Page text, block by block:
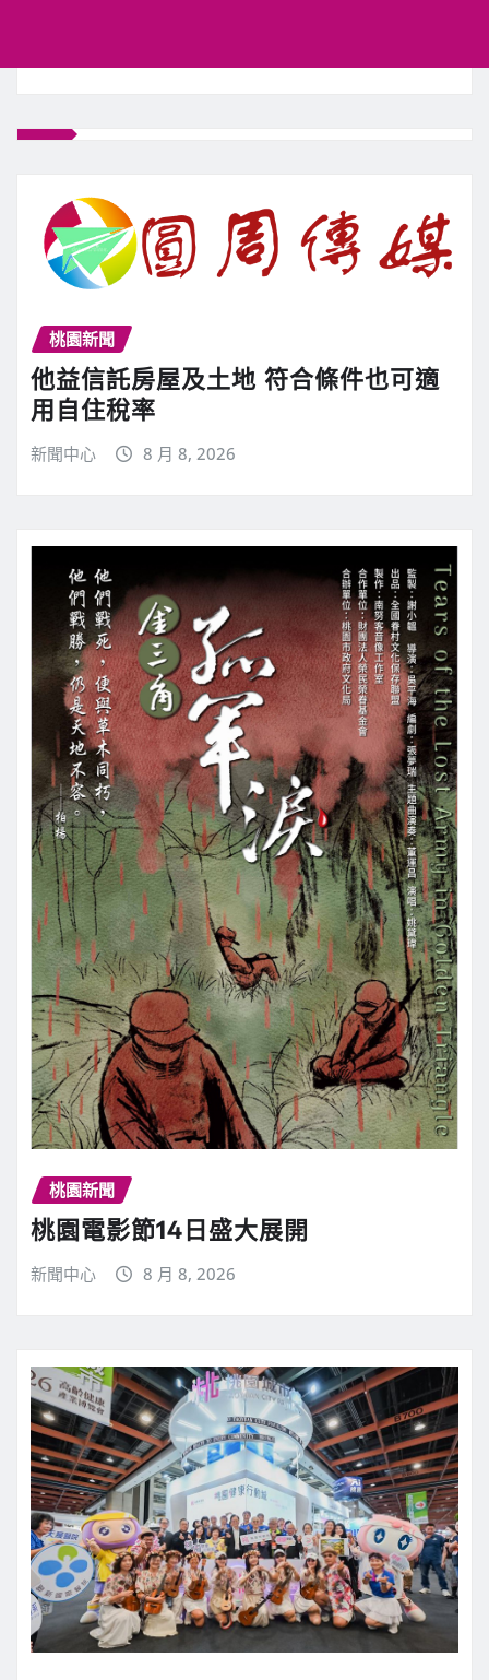
桃園新聞
他益信託房屋及土地 符合條件也可適
用自住稅率
新聞中心 8 月 8, 2026
桃園新聞
桃園電影節14日盛大展開
新聞中心 8 月 8, 2026